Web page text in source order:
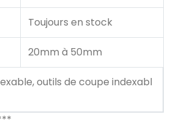
Toujours en stock
20mm à 50mm
outils de coupe indexabl